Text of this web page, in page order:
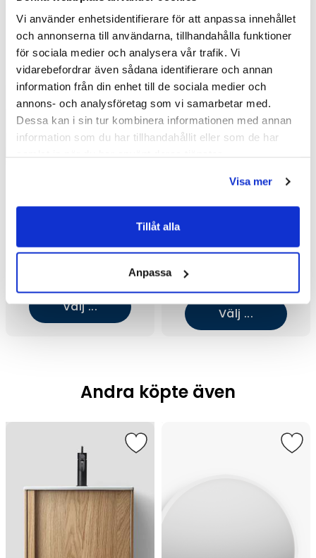
Vi använder enhetsidentifierare för att anpassa innehållet
och annonserna till användarna, tillhandahålla funktioner
för sociala medier och analysera vår trafik. Vi
vidarebefordrar även sådana identifierare och annan
information från din enhet till de sociala medier och
annons- och analysföretag som vi samarbetar med.
Dessa kan i sin tur kombinera informationen med annan
information som du har tillhandahållit eller som de har
Visa mer
Tillåt alla
Anpassa
Rektangulär Spegel
Bluetooth (1200x800)
10 360 kr/st
Välj ...
Rektangulär Spegel
Bluetooth (600x800)
8 056,25 kr/st
Välj ...
Andra köpte även